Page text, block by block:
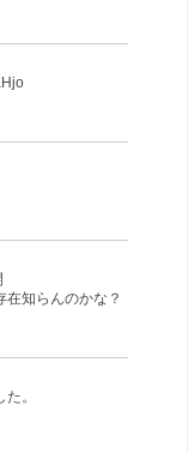
知らんのかな？
。